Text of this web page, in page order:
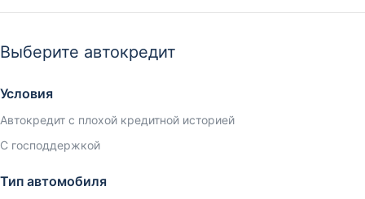
Выберите автокредит
Условия
Автокредит с плохой кредитной историей
С господдержкой
Тип автомобиля